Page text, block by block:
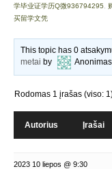
学毕业证学历Q微936794295
买留学文凭
This topic has 0
metai by Anonimas
Rodomas 1 įrašas (viso:
Autorius Įrašai
2023 10 liepos @ 9:30